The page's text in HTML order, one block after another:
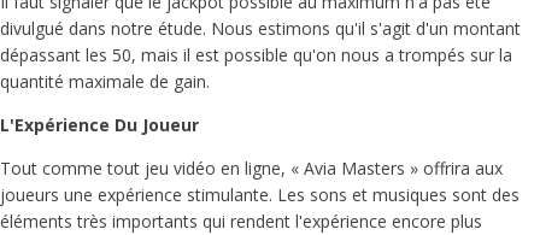
divulgué dans notre étude. Nous estimons qu'il s'agit d'un montant
dépassant les 50, mais il est possible qu'on nous a trompés sur la
quantité maximale de gain.
L'Expérience Du Joueur
Tout comme tout jeu vidéo en ligne, « Avia Masters » offrira aux
joueurs une expérience stimulante. Les sons et musiques sont des
éléments très importants qui rendent l'expérience encore plus